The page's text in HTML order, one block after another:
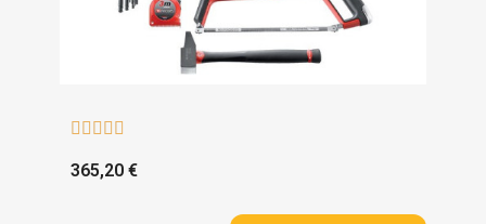
    
365,20 €